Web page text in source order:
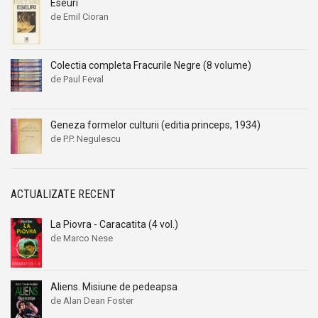
Nicolae Iorga
Nigel Cawthorne
Nikolai Berdiaev
Norbert Frei
Octave Aubry
Ovidiu Drimba
Pascu Vasile
Paul Binder
Paul Cernovodeanu
Paul Dukes
Nicolae Iorga
Nigel Cawthorne
Nikolai Berdiaev
Norbert Frei
Octave Aubry
Ovidiu Drimba
Pascu Vasile
Paul Binder
Paul Cernovodeanu
Paul Dukes
Eseuri
de Emil Cioran
Colectia completa Fracurile Negre (8 volume)
de Paul Feval
Geneza formelor culturii (editia princeps, 1934)
de P.P. Negulescu
ACTUALIZATE RECENT
La Piovra - Caracatita (4 vol.)
de Marco Nese
Aliens. Misiune de pedeapsa
de Alan Dean Foster